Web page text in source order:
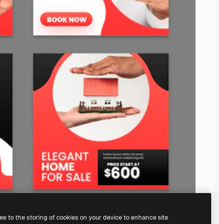
to the storing of cookies on your device to enhance site